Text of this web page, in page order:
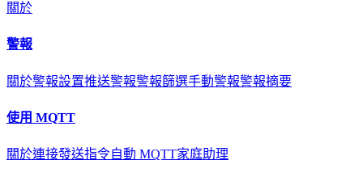
關於
警報
關於警報設置推送警報警報篩選手動警報警報摘要
使用 MQTT
關於連接發送指令自動 MQTT家庭助理